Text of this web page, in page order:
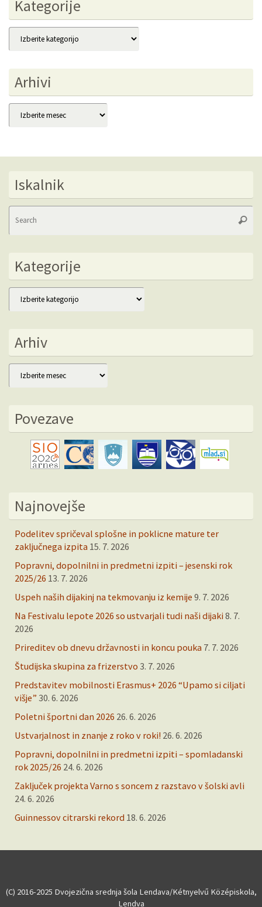
Kategorije
Kategorije
Arhivi
Arhivi
Iskalnik
Kategorije
Kategorije
Arhiv
Arhiv
Povezave
Najnovejše
Podelitev spričeval splošne in poklicne mature ter
zaključnega izpita 15. 7. 2026
Popravni, dopolnilni in predmetni izpiti – jesenski rok
2025/26 13. 7. 2026
Uspeh naših dijakinj na tekmovanju iz kemije 9. 7. 2026
Na Festivalu lepote 2026 so ustvarjali tudi naši dijaki 8. 7.
2026
Prireditev ob dnevu državnosti in koncu pouka 7. 7. 2026
Študijska skupina za frizerstvo 3. 7. 2026
Predstavitev mobilnosti Erasmus+ 2026 “Upamo si ciljati
višje” 30. 6. 2026
Poletni športni dan 2026 26. 6. 2026
Ustvarjalnost in znanje z roko v roki! 26. 6. 2026
Popravni, dopolnilni in predmetni izpiti – spomladanski
rok 2025/26 24. 6. 2026
Zaključek projekta Varno s soncem z razstavo v šolski avli
24. 6. 2026
Guinnessov citrarski rekord 18. 6. 2026
(C) 2016-2025 Dvojezična srednja šola Lendava/Kétnyelvű Középiskola,
Lendva